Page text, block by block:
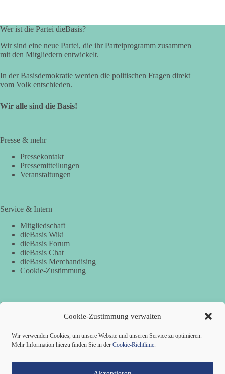
Cookie-Zustimmung verwalten
Wir verwenden Cookies, um unsere Website und unseren Service zu optimieren.
Mehr Information hierzu finden Sie in der Cookie-Richtlinie.
Wer ist die Partei dieBasis?
Wir sind eine neue Partei, die ihr Parteiprogramm zusammen
mit den Mitgliedern entwickelt.
In der Basisdemokratie werden die politischen Fragen direkt
vom Volk entschieden.
Wir alle sind die Basis!
Presse & mehr
Pressekontakt
Pressemitteilungen
Veranstaltungen
Service & Intern
Mitgliedschaft
dieBasis Wiki
dieBasis Forum
dieBasis Chat
dieBasis Merchandising
Cookie-Zustimmung
Spenden
Per Banküberweisung:
Basisdemokratische Partei Deutschland
IBAN: DE82 2219 1405 0051 5932 60